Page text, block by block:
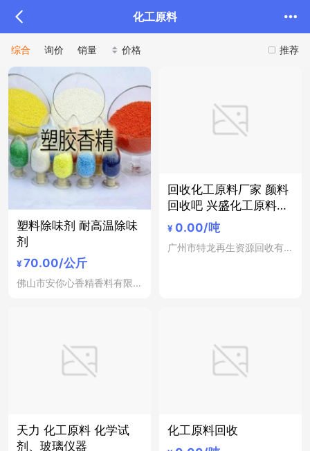
化工原料
推荐
综合 询价 销量 价格
塑料除味剂 耐高温除味
剂
¥ 70.00/公斤
佛山市安你心香精香料有限公司
回收化工原料厂家 颜料
回收吧 兴盛化工原料回
收
¥ 0.00/吨
广州市特龙再生资源回收有限公司
天力 化工原料 化学试
剂、玻璃仪器
化工原料回收